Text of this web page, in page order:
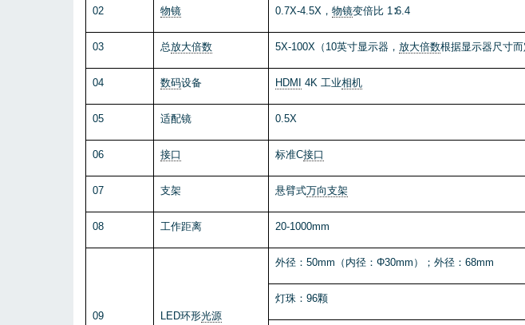
02 物镜 0.7X-4.5X， 物镜变倍比 1∶6.4
03 总放大倍数 5X-100X（10英寸显示器， 放大倍数根据显示器尺寸而
04 数码设备 HDMI 4K 工业相机
05 适配镜 0.5X
06 接口 标准C接口
07 支架 悬臂式万向支架
08 工作距离 20-1000mm
09 LED环形光源
外径：50mm（内径：Φ30mm）；外径：68mm
灯珠：96颗